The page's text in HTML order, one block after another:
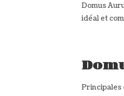
Domus
idéal et
Principales